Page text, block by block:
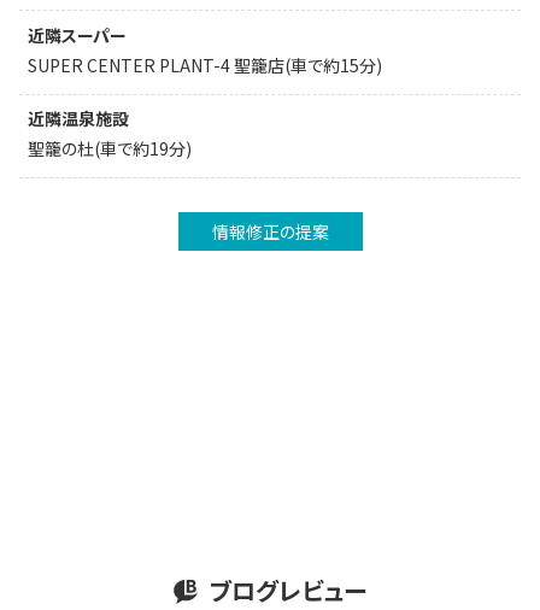
近隣スーパー
SUPER CENTER PLANT-4 聖籠店(車で約15分)
近隣温泉施設
聖籠の杜(車で約19分)
情報修正の提案
ブログレビュー